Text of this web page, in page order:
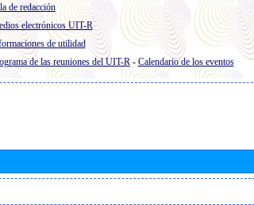
de redacción
electrónicos UIT-R
de utilidad
de las reuniones del UIT-R- Calendario de los eventos